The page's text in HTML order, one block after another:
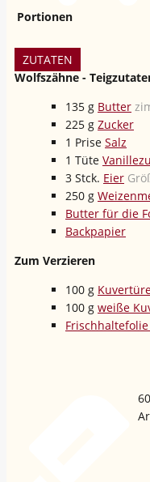
Portionen
ZUTATEN
Wolfszähne -
135 g Butter
225 g Zucker
1 Prise Salz
1 Tüte
3 Stck. Eier
250 g
Butter für die
Backpapier
Zum Verzieren
100 g
100 g weiße
60